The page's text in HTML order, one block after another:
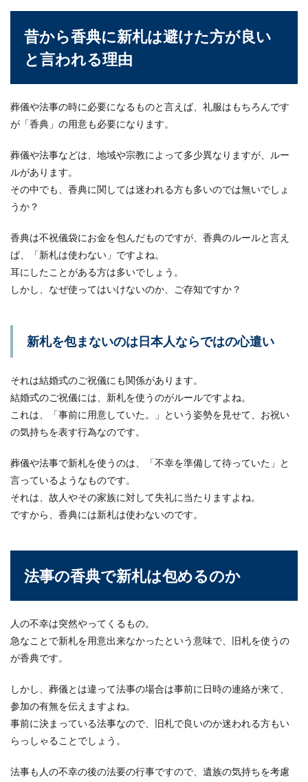
と悪い指導者の違いと特徴
少年野球の指導者をしているというお父さんコー
チもいますよね。仕事を終えた後や休日を返上し
て、子供に熱...
【結婚式の持ち物リスト】男性ゲスト
いけばよいのでしょうか？特に遠方で行われる結
婚式の場合に...
パーティーに適した服装。メンズの間
違いない服装選び
男の爪の長さはどれくらいが最適？長
さの基準と女が理想の男の爪
女性は意外と男性の爪を見ています。爪の長さが
め、女性にモテ...
趣味が釣りの場合履歴書に記入するの
に趣味がないと困ってしまいますね。また趣味と
女性が笑顔で挨拶する心理や相手の好
女性が笑顔で挨拶をしてきたら、あなたはいつも
どのように返していますか？もしかしたら、その
笑顔で挨...
昔から香典に新札は避けた方が良い
と言われる理由
葬儀や法事の時に必要になるものと言えば、礼服はもちろんです
が「香典」の用意も必要になります。
葬儀や法事などは、地域や宗教によって多少異なりますが、ルー
ルがあります。
その中でも、香典に関しては迷われる方も多いのでは無いでしょ
うか？
香典は不祝儀袋にお金を包んだものですが、香典のルールと言え
ば、「新札は使わない」ですよね。
耳にしたことがある方は多いでしょう。
しかし、なぜ使ってはいけないのか、ご存知ですか？
新札を包まないのは日本人ならではの心遣い
それは結婚式のご祝儀にも関係があります。
結婚式のご祝儀には、新札を使うのがルールですよね。
これは、「事前に用意していた。」という姿勢を見せて、お祝い
の気持ちを表す行為なのです。
葬儀や法事で新札を使うのは、「不幸を準備して待っていた」と
言っているようなものです。
それは、故人やその家族に対して失礼に当たりますよね。
ですから、香典には新札は使わないのです。
法事の香典で新札は包めるのか
人の不幸は突然やってくるもの。
急なことで新札を用意出来なかったという意味で、旧札を使うの
が香典です。
しかし、葬儀とは違って法事の場合は事前に日時の連絡が来て、
参加の有無を伝えますよね。
事前に決まっている法事なので、旧札で良いのか迷われる方もい
らっしゃることでしょう。
法事も人の不幸の後の法要の行事ですので、遺族の気持ちを考慮